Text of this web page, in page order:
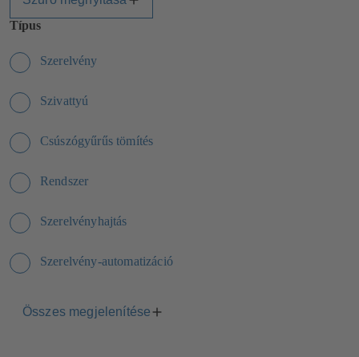
Típus
Szerelvény
Szivattyú
Csúszógyűrűs tömítés
Rendszer
Szerelvényhajtás
Szerelvény-automatizáció
Összes megjelenítése